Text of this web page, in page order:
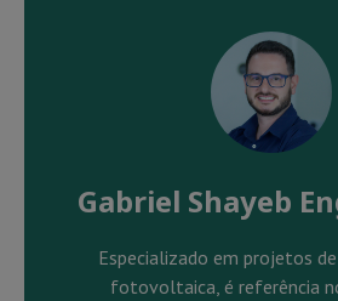
Gabriel Shayeb
Especializado em projetos
fotovoltaica, é referência